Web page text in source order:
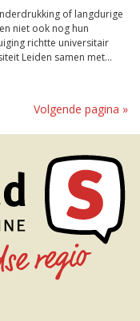
of langdurige
niet ook nog hun
richtte universitair
Leiden samen met...
Volgende pagina »